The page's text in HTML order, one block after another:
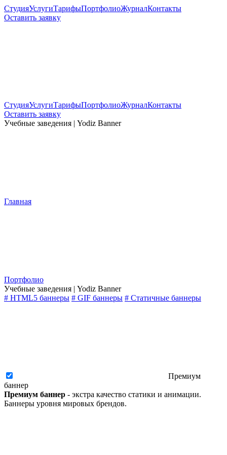
СтудияУслугиТарифыПортфолиоЖурналКонтакты
Оставить заявку
СтудияУслугиТарифыПортфолиоЖурналКонтакты
Оставить заявку
Учебные заведения | Yodiz Banner
Главная
Портфолио
Учебные заведения | Yodiz Banner
# HTML5 баннеры # GIF баннеры # Статичные баннеры
Премиум
баннер
Премиум баннер - экстра качество статики и анимации.
Баннеры уровня мировых брендов.